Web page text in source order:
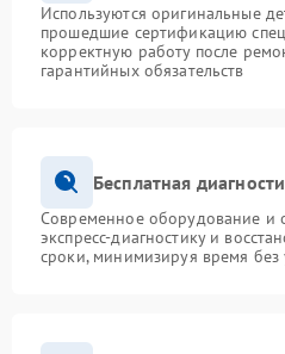
Используются оригинальные
прошедшие сертификацию
корректную работу после
гарантийных обязательств
Бесплатная
Современное оборудование и
экспресс-диагностику и
сроки, минимизируя время без